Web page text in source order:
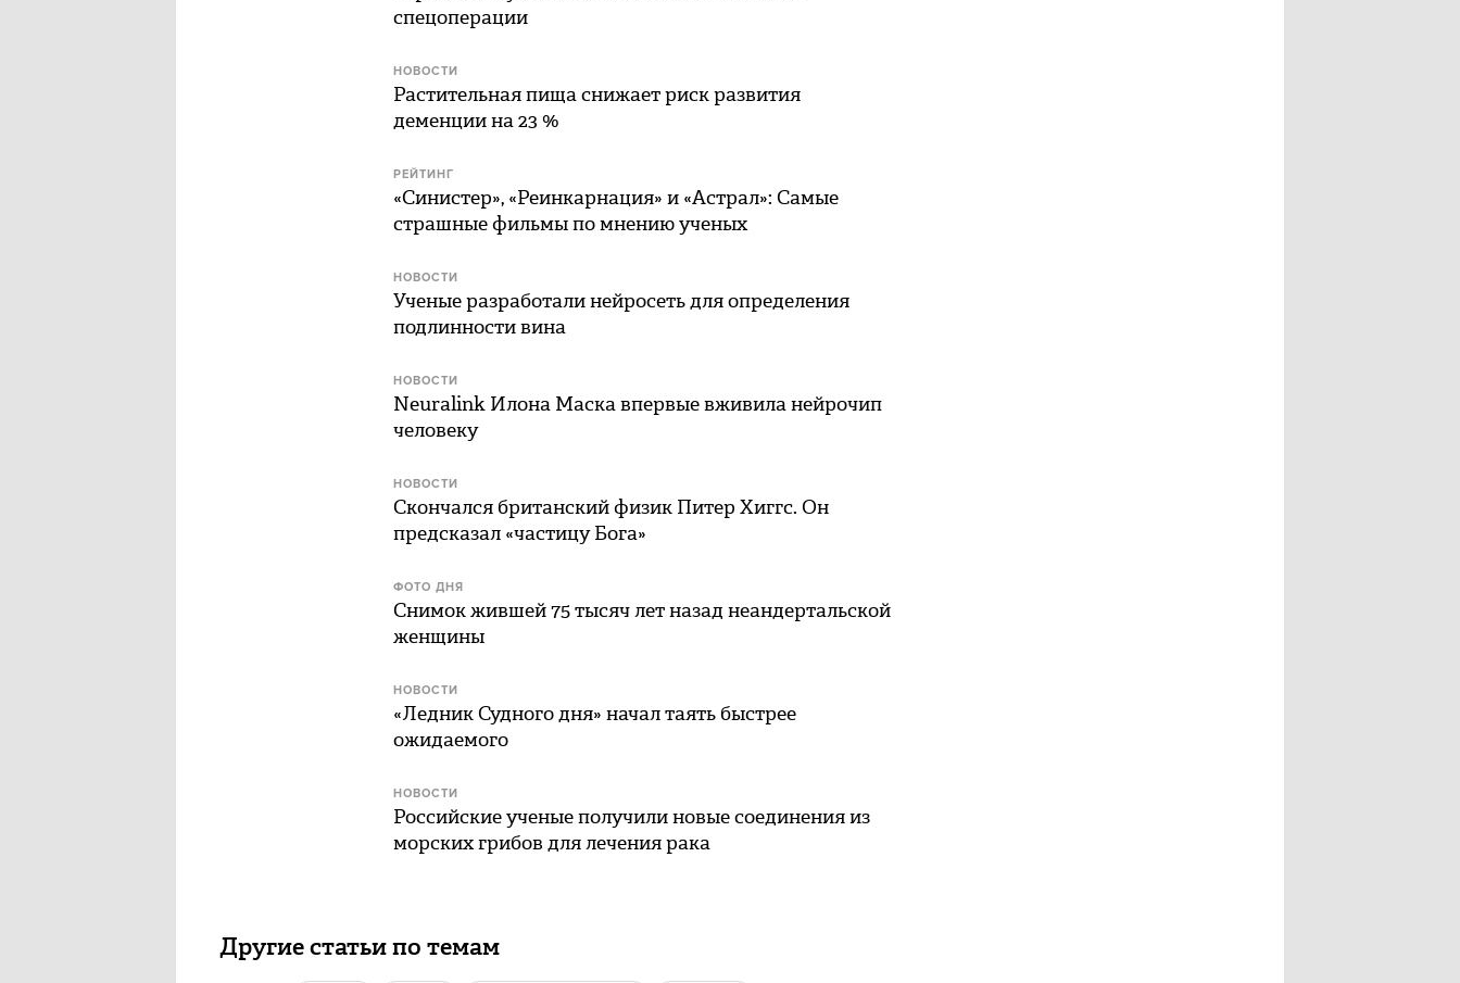
спецоперации
НОВОСТИ
Растительная пища снижает риск развития
деменции на 23 %
РЕЙТИНГ
«Синистер», «Реинкарнация» и «Астрал»: Самые
страшные фильмы по мнению ученых
НОВОСТИ
Ученые разработали нейросеть для определения
подлинности вина
НОВОСТИ
Neuralink Илона Маска впервые вживила нейрочип
человеку
НОВОСТИ
Скончался британский физик Питер Хиггс. Он
предсказал «частицу Бога»
ФОТО ДНЯ
Снимок жившей 75 тысяч лет назад неандертальской
женщины
НОВОСТИ
«Ледник Судного дня» начал таять быстрее
ожидаемого
НОВОСТИ
Российские ученые получили новые соединения из
морских грибов для лечения рака
Другие статьи по темам